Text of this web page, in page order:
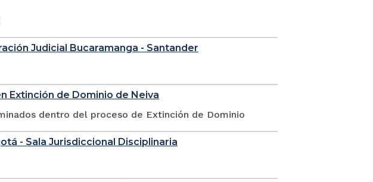
Judicial Bucaramanga - Santander
Extinción de Dominio de Neiva
dentro del proceso de Extinción de Dominio
- Sala Jurisdiccional Disciplinaria